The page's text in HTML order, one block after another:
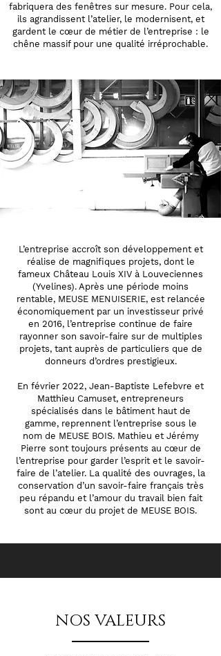
fabriquera des fenêtres sur mesure. Pour cela,
ils agrandissent l’atelier, le modernisent, et
gardent le cœur de métier de l’entreprise : le
chêne massif pour une qualité irréprochable.
L’entreprise accroît son développement et
réalise de magnifiques projets, dont le
fameux Château Louis XIV à Louveciennes
(Yvelines). Après une période moins
rentable, MEUSE MENUISERIE, est relancée
économiquement par un investisseur privé
en 2016, l’entreprise continue de faire
rayonner son savoir-faire sur de multiples
projets, tant auprès de particuliers que de
donneurs d’ordres prestigieux.
En février 2022, Jean-Baptiste Lefebvre et
Matthieu Camuset, entrepreneurs
spécialisés dans le bâtiment haut de
gamme, reprennent l’entreprise sous le
nom de MEUSE BOIS. Mathieu et Jérémy
Pierre sont toujours présents au cœur de
l’entreprise pour garder l’esprit et le savoir-
faire de l’atelier. La qualité des ouvrages, la
conservation d’un savoir-faire français très
peu répandu et l’amour du travail bien fait
sont au cœur du projet de MEUSE BOIS.
NOS VALEURS